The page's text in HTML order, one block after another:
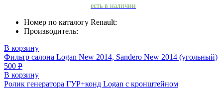
есть в наличии
Номер по каталогу Renault:
Производитель:
В корзину
Фильтр салона Logan New 2014, Sandero New 2014 (угольный)
500 Р
В корзину
Ролик генератора ГУР+конд Logan с кронштейном